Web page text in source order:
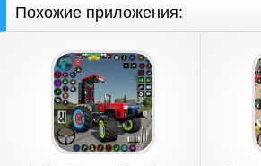
Похожие приложения: